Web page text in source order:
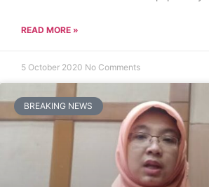
READ MORE »
5 October 2020 No Comments
BREAKING NEWS